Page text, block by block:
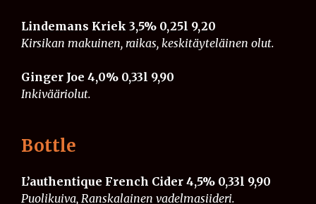
Lindemans Kriek 3,5% 0,25l 9,20
Kirsikan makuinen, raikas, keskitäyteläinen olut.
Ginger Joe 4,0% 0,33l 9,90
Inkivääriolut.
Bottle
L’authentique French Cider 4,5% 0,33l 9,90
Puolikuiva, Ranskalainen vadelmasiideri.